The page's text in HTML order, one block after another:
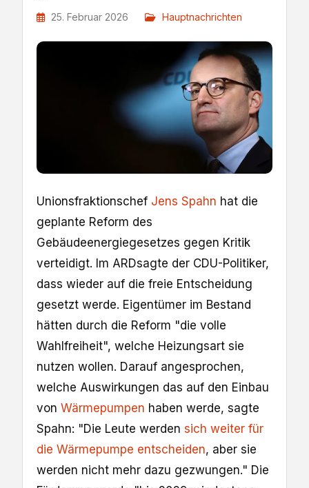
25. Februar 2026 Hauptnachrichten
Unionsfraktionschef Jens Spahn hat die
geplante Reform des
Gebäudeenergiegesetzes gegen Kritik
verteidigt. Im ARDsagte der CDU-Politiker,
dass wieder auf die freie Entscheidung
gesetzt werde. Eigentümer im Bestand
hätten durch die Reform "die volle
Wahlfreiheit", welche Heizungsart sie
nutzen wollen. Darauf angesprochen,
welche Auswirkungen das auf den Einbau
von Wärmepumpen haben werde, sagte
Spahn: "Die Leute werden sich weiter für
die Wärmepumpe entscheiden, aber sie
werden nicht mehr dazu gezwungen." Die